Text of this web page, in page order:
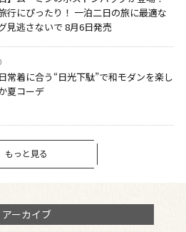
行にぴったり！ 一泊二日の旅に最適な
見逃さないで 8月6日発売
常着に合う“日光下駄”で和モダンを楽し
夏コーデ
もっと見る
アーカイブ